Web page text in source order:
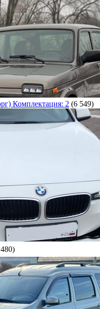
Комплектация: 2 (6 549)